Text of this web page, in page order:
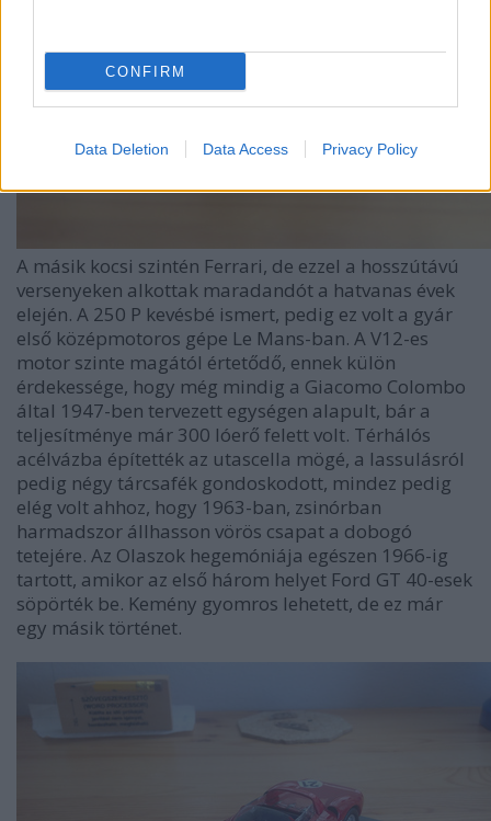
CONFIRM
Data Deletion Data Access Privacy Policy
A másik kocsi szintén Ferrari, de ezzel a hosszútávú
versenyeken alkottak maradandót a hatvanas évek
elején. A 250 P kevésbé ismert, pedig ez volt a gyár
első középmotoros gépe Le Mans-ban. A V12-es
motor szinte magától értetődő, ennek külön
érdekessége, hogy még mindig a Giacomo Colombo
által 1947-ben tervezett egységen alapult, bár a
teljesítménye már 300 lóerő felett volt. Térhálós
acélvázba építették az utascella mögé, a lassulásról
pedig négy tárcsafék gondoskodott, mindez pedig
elég volt ahhoz, hogy 1963-ban, zsinórban
harmadszor állhasson vörös csapat a dobogó
tetejére. Az Olaszok hegemóniája egészen 1966-ig
tartott, amikor az első három helyet Ford GT 40-esek
söpörték be. Kemény gyomros lehetett, de ez már
egy másik történet.